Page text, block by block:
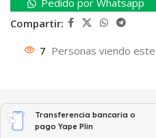
Pedido por Whatsapp
Compartir:
7 Personas viendo
Transferencia bancaria o
pago Yape Plin